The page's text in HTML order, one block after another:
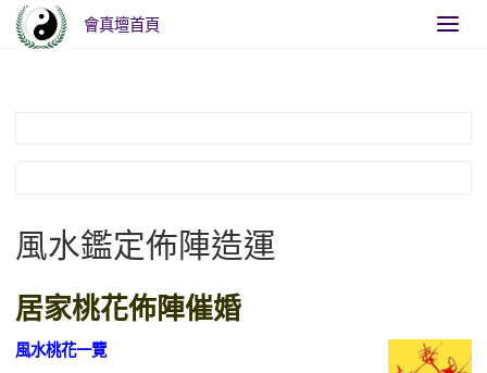
會真壇首頁
Home風水鑑定佈陣造運-居家桃花佈陣催婚
風水鑑定佈陣造運
居家桃花佈陣催婚
風水桃花一覽